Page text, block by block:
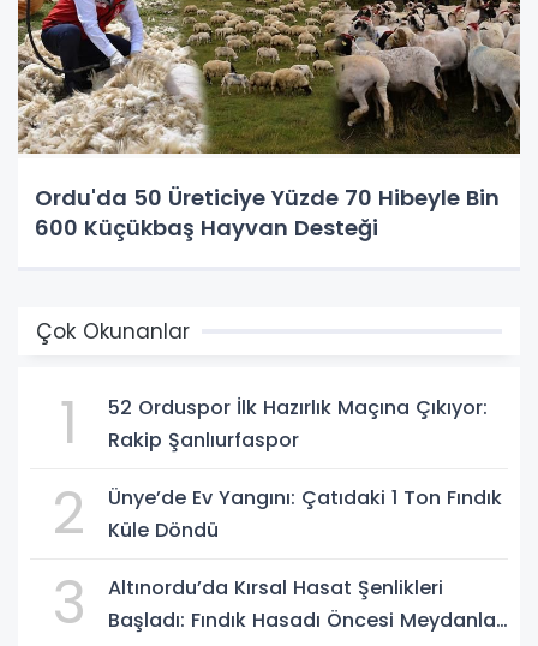
Ordu'da 50 Üreticiye Yüzde 70 Hibeyle Bin
600 Küçükbaş Hayvan Desteği
Çok Okunanlar
1
52 Orduspor İlk Hazırlık Maçına Çıkıyor:
Rakip Şanlıurfaspor
2
Ünye’de Ev Yangını: Çatıdaki 1 Ton Fındık
Küle Döndü
3
Altınordu’da Kırsal Hasat Şenlikleri
Başladı: Fındık Hasadı Öncesi Meydanlar